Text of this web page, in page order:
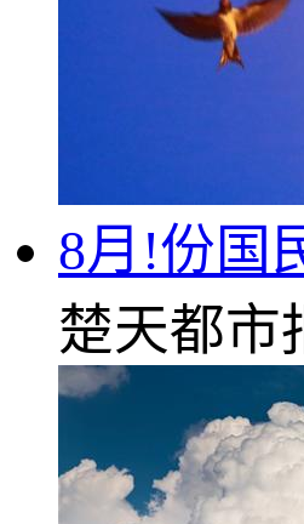
8月!份国
楚天都市